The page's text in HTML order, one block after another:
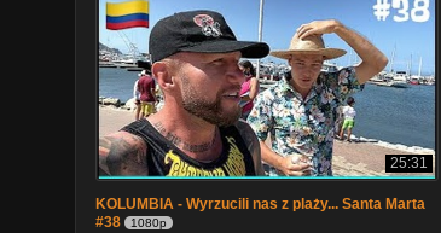
25:31
KOLUMBIA - Wyrzucili nas z plaży... Santa Marta
#38
1080p